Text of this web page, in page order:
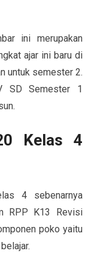
ini merupakan
ajar ini baru di
untuk semester 2.
SD Semester 1
Kelas 4
4 sebenarnya
RPP K13 Revisi
poko yaitu